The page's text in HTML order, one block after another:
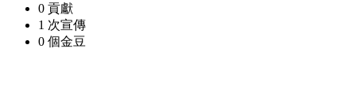
0 貢獻
1 次宣傳
0 個金豆